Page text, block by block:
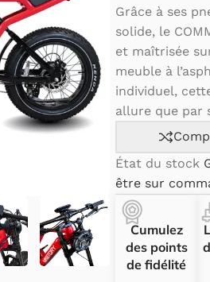
Grâce à ses
solide, le
et maîtrisée
meuble à
individuel,
allure que par
État du stock
être sur
Cumulez
des points
de fidélité